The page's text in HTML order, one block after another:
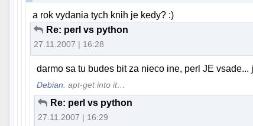
a rok vydania tych knih je kedy? :)
Re: perl vs python
27.11.2007 | 16:28
darmo sa tu budes bit za nieco ine, perl JE
Debian. apt-get into it…
Re: perl vs python
27.11.2007 | 16:29